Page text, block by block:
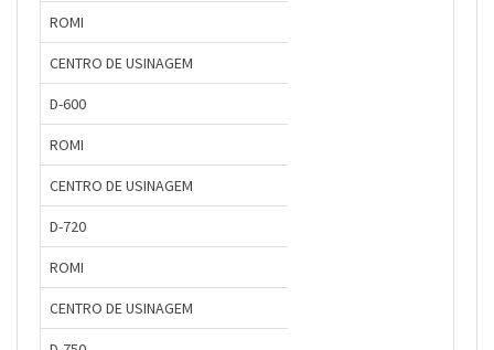
ROMI
CENTRO DE USINAGEM
D-600
ROMI
CENTRO DE USINAGEM
D-720
ROMI
CENTRO DE USINAGEM